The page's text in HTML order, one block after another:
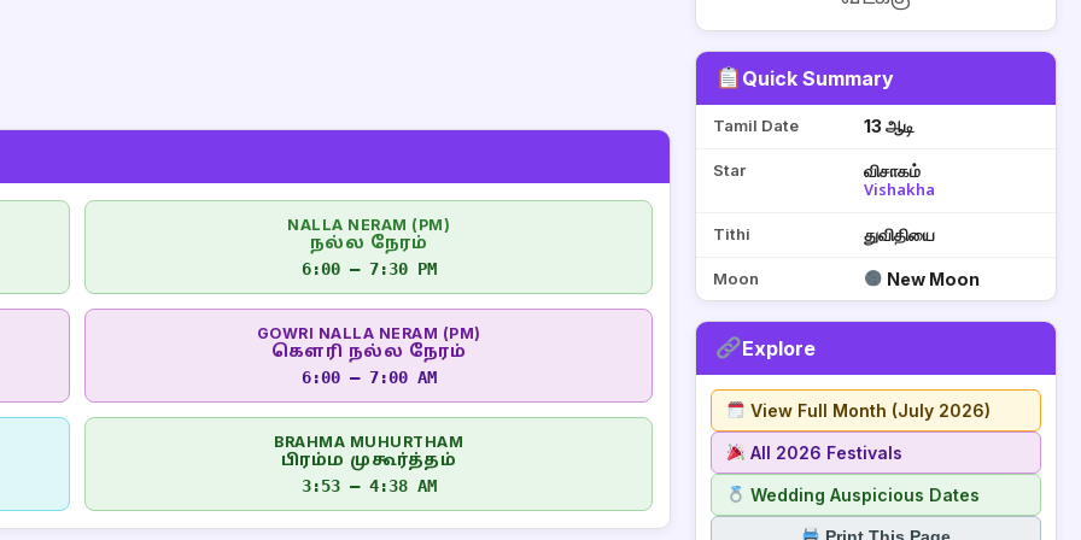
NALLA NERAM (PM)
நல்ல நேரம்
6:00 – 7:30 PM
GOWRI NALLA NERAM (PM)
கௌரி நல்ல நேரம்
6:00 – 7:00 AM
BRAHMA MUHURTHAM
பிரம்ம முகூர்த்தம்
3:53 – 4:38 AM
Quick Summary
Tamil Date 13 ஆடி
Star விசாகம்
Vishakha
Tithi துவிதியை
Moon New Moon
Explore
View Full Month (July 2026)
All 2026 Festivals
Wedding Auspicious Dates